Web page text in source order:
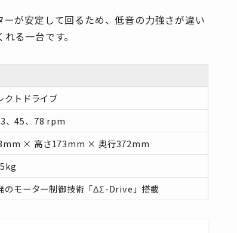
が安定して回るため、低音の力強さが違い
る一台です。
クトドライブ
、45、78 rpm
× 高さ173mm × 奥行372mm
のモーター制御技術「ΔΣ-Drive」搭載